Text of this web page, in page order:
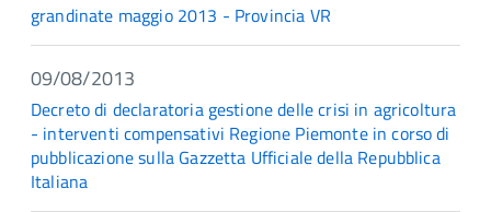
grandinate maggio 2013 - Provincia VR
09/08/2013
Decreto di declaratoria gestione delle crisi in agricoltura
- interventi compensativi Regione Piemonte in corso di
pubblicazione sulla Gazzetta Ufficiale della Repubblica
Italiana